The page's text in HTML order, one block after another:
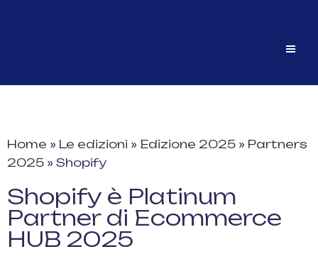
Home » Le edizioni » Edizione 2025 » Partners
2025 » Shopify
Shopify è Platinum
Partner di Ecommerce
HUB 2025